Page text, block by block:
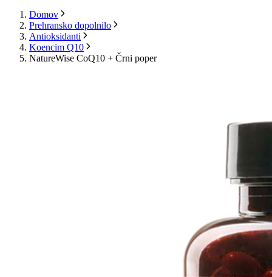
Domov
Prehransko dopolnilo
Antioksidanti
Koencim Q10
NatureWise CoQ10 + Črni poper